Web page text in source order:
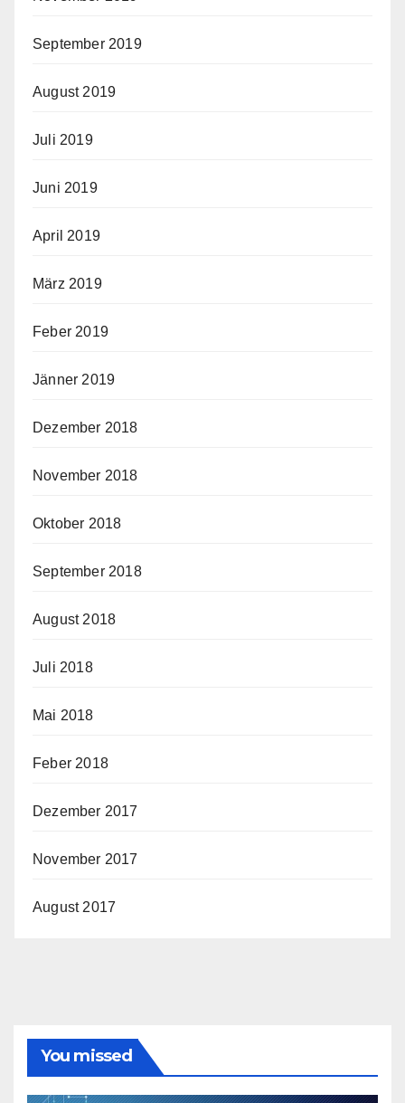
September 2019
August 2019
Juli 2019
Juni 2019
April 2019
März 2019
Feber 2019
Jänner 2019
Dezember 2018
November 2018
Oktober 2018
September 2018
August 2018
Juli 2018
Mai 2018
Feber 2018
Dezember 2017
November 2017
August 2017
You missed